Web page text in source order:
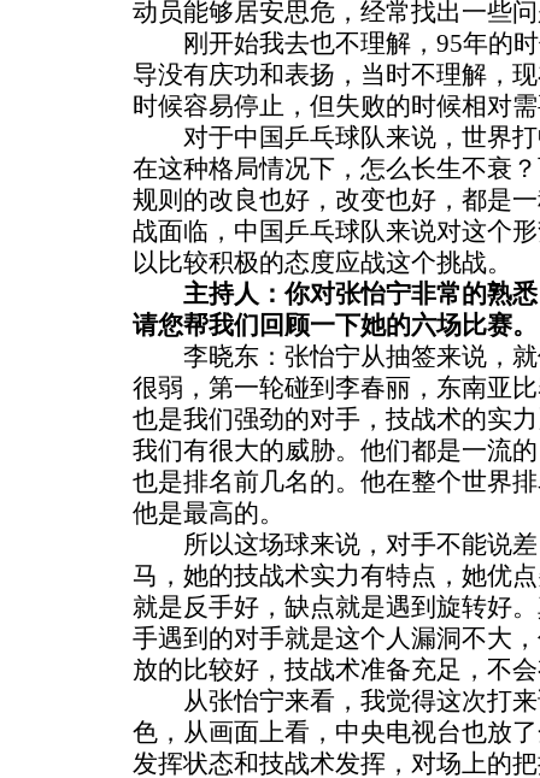
动员能够居安思危，经常找出一些
刚开始我去也不理解，95年的时
导没有庆功和表扬，当时不理解，
时候容易停止，但失败的时候相对
对于中国乒乓球队来说，世界打
在这种格局情况下，怎么长生不衰
规则的改良也好，改变也好，都是
战面临，中国乒乓球队来说对这个
以比较积极的态度应战这个挑战。
主持人：你对张怡宁非常的熟
请您帮我们回顾一下她的六场比赛。
李晓东：张怡宁从抽签来说，就
很弱，第一轮碰到李春丽，东南亚
也是我们强劲的对手，技战术的实
我们有很大的威胁。他们都是一流
也是排名前几名的。他在整个世界
他是最高的。
所以这场球来说，对手不能说差
马，她的技战术实力有特点，她优
就是反手好，缺点就是遇到旋转好
手遇到的对手就是这个人漏洞不大
放的比较好，技战术准备充足，不
从张怡宁来看，我觉得这次打来
色，从画面上看，中央电视台也放
发挥状态和技战术发挥，对场上的